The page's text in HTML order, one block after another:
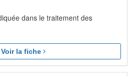
dans le traitement des
Voir la fiche